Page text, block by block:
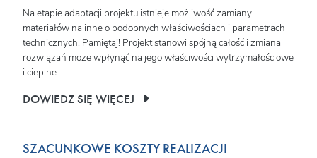
Na etapie adaptacji projektu istnieje możliwość zamiany
materiałów na inne o podobnych właściwościach i parametrach
technicznych. Pamiętaj! Projekt stanowi spójną całość i zmiana
rozwiązań może wpłynąć na jego właściwości wytrzymałościowe
i cieplne.
DOWIEDZ SIĘ WIĘCEJ
SZACUNKOWE KOSZTY REALIZACJI